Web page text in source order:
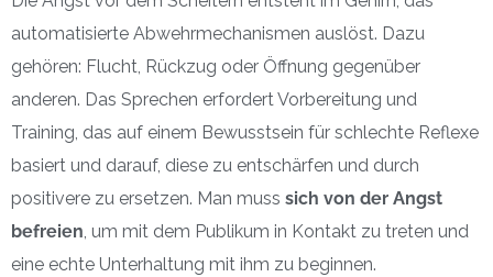
automatisierte Abwehrmechanismen auslöst. Dazu
gehören: Flucht, Rückzug oder Öffnung gegenüber
anderen. Das Sprechen erfordert Vorbereitung und
Training, das auf einem Bewusstsein für schlechte Reflexe
basiert und darauf, diese zu entschärfen und durch
positivere zu ersetzen. Man muss sich von der Angst
befreien, um mit dem Publikum in Kontakt zu treten und
eine echte Unterhaltung mit ihm zu beginnen.